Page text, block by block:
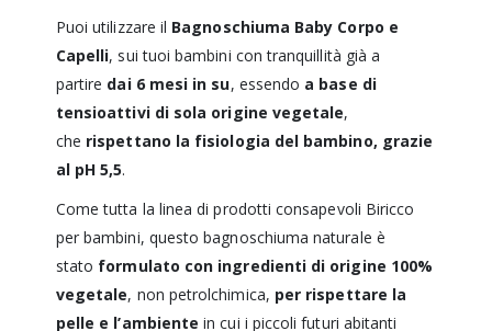
Puoi utilizzare il Bagnoschiuma Baby Corpo e
Capelli, sui tuoi bambini con tranquillità già a
partire dai 6 mesi in su, essendo a base di
tensioattivi di sola origine vegetale,
che rispettano la fisiologia del bambino, grazie
al pH 5,5.
Come tutta la linea di prodotti consapevoli Biricco
per bambini, questo bagnoschiuma naturale è
stato formulato con ingredienti di origine 100%
vegetale, non petrolchimica, per rispettare la
pelle e l’ambiente in cui i piccoli futuri abitanti